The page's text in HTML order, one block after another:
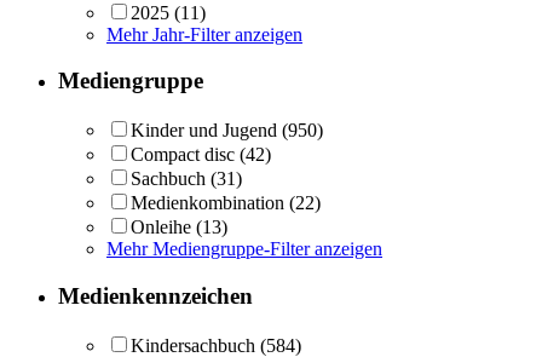
2025 (11)
Mehr Jahr-Filter anzeigen
Mediengruppe
Kinder und Jugend (950)
Compact disc (42)
Sachbuch (31)
Medienkombination (22)
Onleihe (13)
Mehr Mediengruppe-Filter anzeigen
Medienkennzeichen
Kindersachbuch (584)